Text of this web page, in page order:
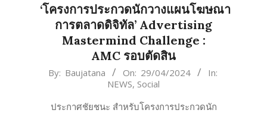
‘โครงการประกวดนักวางแผนโฆษณา
การตลาดดิจิทัล’ Advertising
Mastermind Challenge :
AMC รอบตัดสิน
2024-
By: Baujatana On: 29/04/2024
In:
NEWS, Social
ประกาศชัยชนะ สำหรับโครงการประกวดนัก